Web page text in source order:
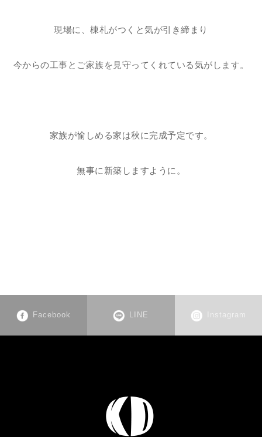
現場に、棟札がつくと気が引き締まり
今からの工事とご家族を見守ってくれている気がします。
家族が愉しめる家は秋に完成予定です。
無事に新築しますように。
Facebook LINE Instagram